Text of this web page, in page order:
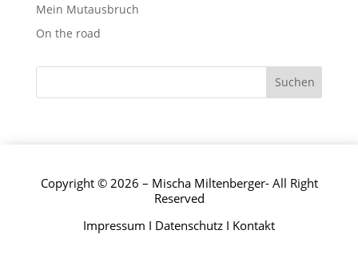
Mein Mutausbruch
On the road
Copyright © 2026 – Mischa Miltenberger- All Right
Reserved
Impressum I Datenschutz I Kontakt